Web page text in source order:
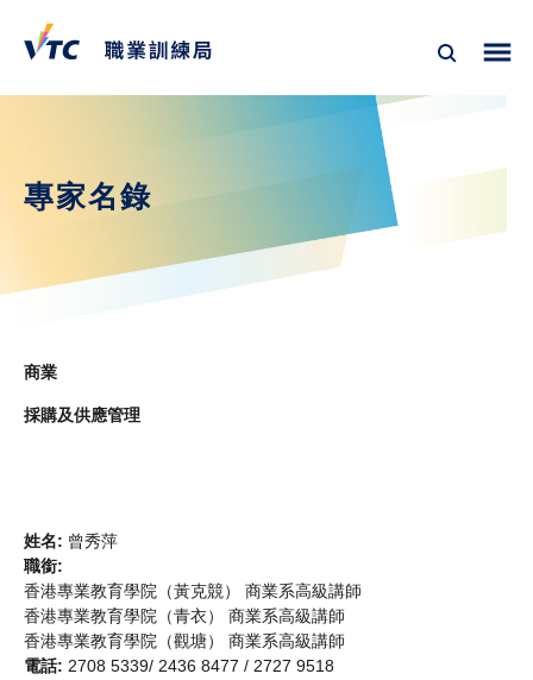
專家名錄
商業
採購及供應管理
姓名: 曾秀萍
職銜:
香港專業教育學院（黃克競） 商業系高級講師
香港專業教育學院（青衣） 商業系高級講師
香港專業教育學院（觀塘） 商業系高級講師
電話: 2708 5339/ 2436 8477 / 2727 9518